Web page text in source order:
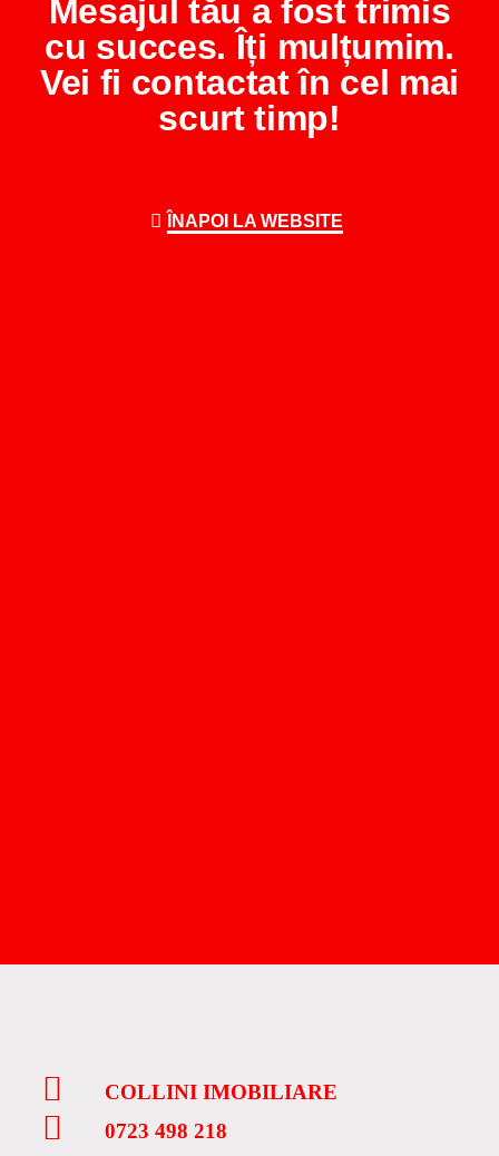
Mesajul tău a fost trimis
cu succes. Îți mulțumim.
Vei fi contactat în cel mai
scurt timp!
ÎNAPOI LA WEBSITE
COLLINI IMOBILIARE
0723 498 218